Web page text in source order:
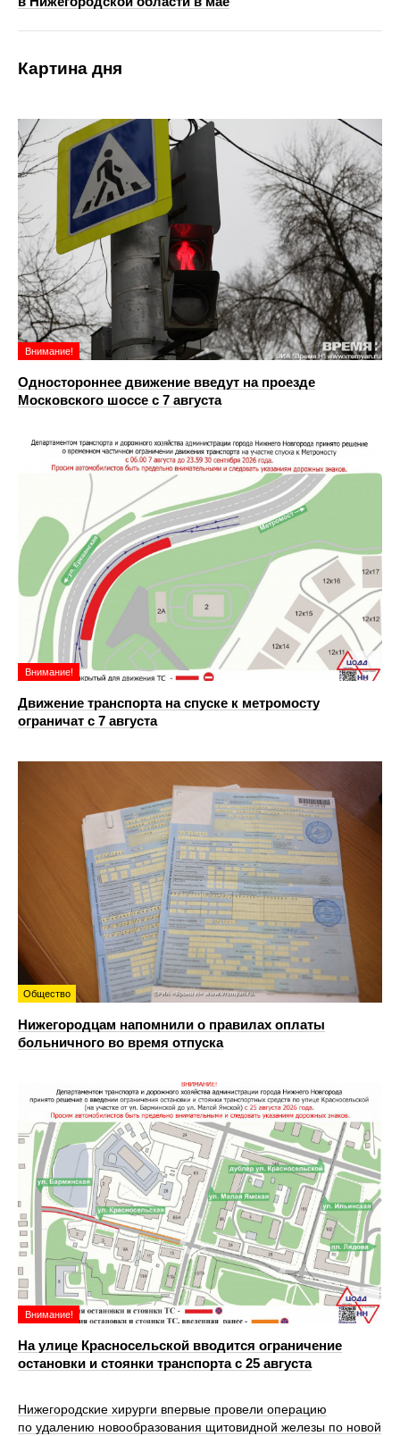
Картина дня
Внимание!
Одностороннее движение введут на проезде
Московского шоссе с 7 августа
Внимание!
Движение транспорта на спуске к метромосту
ограничат с 7 августа
Общество
Нижегородцам напомнили о правилах оплаты
больничного во время отпуска
Внимание!
На улице Красносельской вводится ограничение
остановки и стоянки транспорта с 25 августа
Нижегородские хирурги впервые провели операцию
по удалению новообразования щитовидной железы по новой